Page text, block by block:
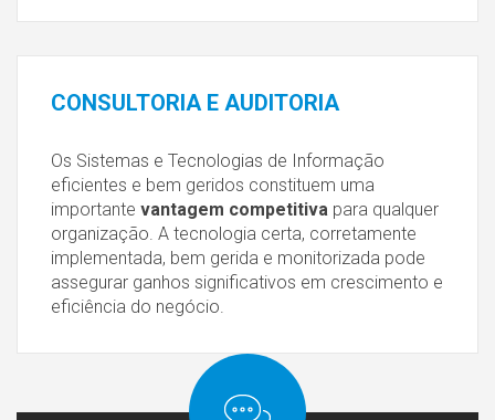
CONSULTORIAE AUDITORIA
Os Sistemas e Tecnologias de Informação
eficientes e bem geridos constituem uma
importante vantagem competitiva para qualquer
organização. A tecnologia certa, corretamente
implementada, bem gerida e monitorizada pode
assegurar ganhos significativos em crescimento e
eficiência do negócio.